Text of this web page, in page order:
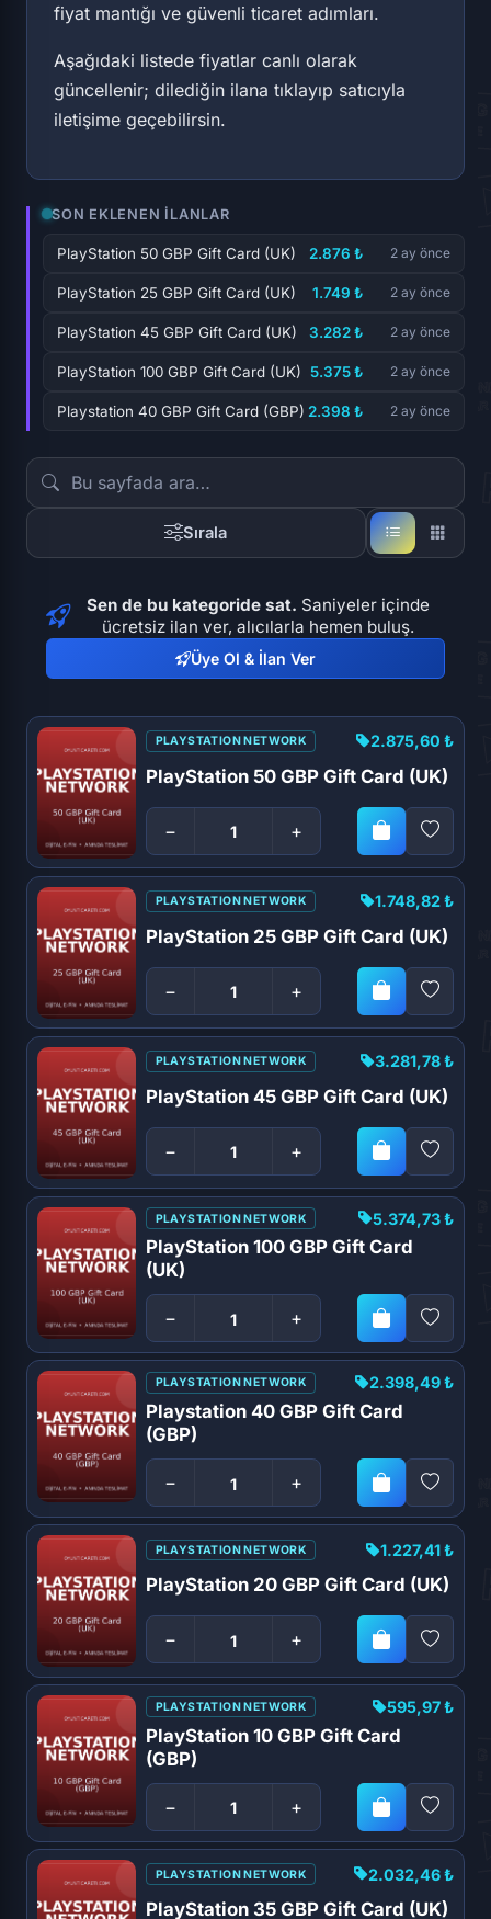
fiyat mantığı ve güvenli ticaret adımları.
Aşağıdaki listede fiyatlar canlı olarak
güncellenir; dilediğin ilana tıklayıp satıcıyla
iletişime geçebilirsin.
SON EKLENEN İLANLAR
PlayStation 50 GBP Gift Card (UK) 2.876 ₺ 2 ay önce
PlayStation 25 GBP Gift Card (UK) 1.749 ₺ 2 ay önce
PlayStation 45 GBP Gift Card (UK) 3.282 ₺ 2 ay önce
PlayStation 100 GBP Gift Card (UK) 5.375 ₺ 2 ay önce
Playstation 40 GBP Gift Card (GBP) 2.398 ₺ 2 ay önce
Sırala
Sen de bu kategoride sat. Saniyeler içinde
ücretsiz ilan ver, alıcılarla hemen buluş.
Üye Ol & İlan Ver
PLAYSTATION NETWORK
PlayStation 50 GBP Gift Card (UK)
− +
2.875,60 ₺
PLAYSTATION NETWORK
PlayStation 25 GBP Gift Card (UK)
− +
1.748,82 ₺
PLAYSTATION NETWORK
PlayStation 45 GBP Gift Card (UK)
− +
3.281,78 ₺
PLAYSTATION NETWORK
PlayStation 100 GBP Gift Card
(UK)
− +
5.374,73 ₺
PLAYSTATION NETWORK
Playstation 40 GBP Gift Card
(GBP)
− +
2.398,49 ₺
PLAYSTATION NETWORK
PlayStation 20 GBP Gift Card (UK)
− +
1.227,41 ₺
PLAYSTATION NETWORK
PlayStation 10 GBP Gift Card
(GBP)
− +
595,97 ₺
PLAYSTATION NETWORK
PlayStation 35 GBP Gift Card (UK)
2.032,46 ₺